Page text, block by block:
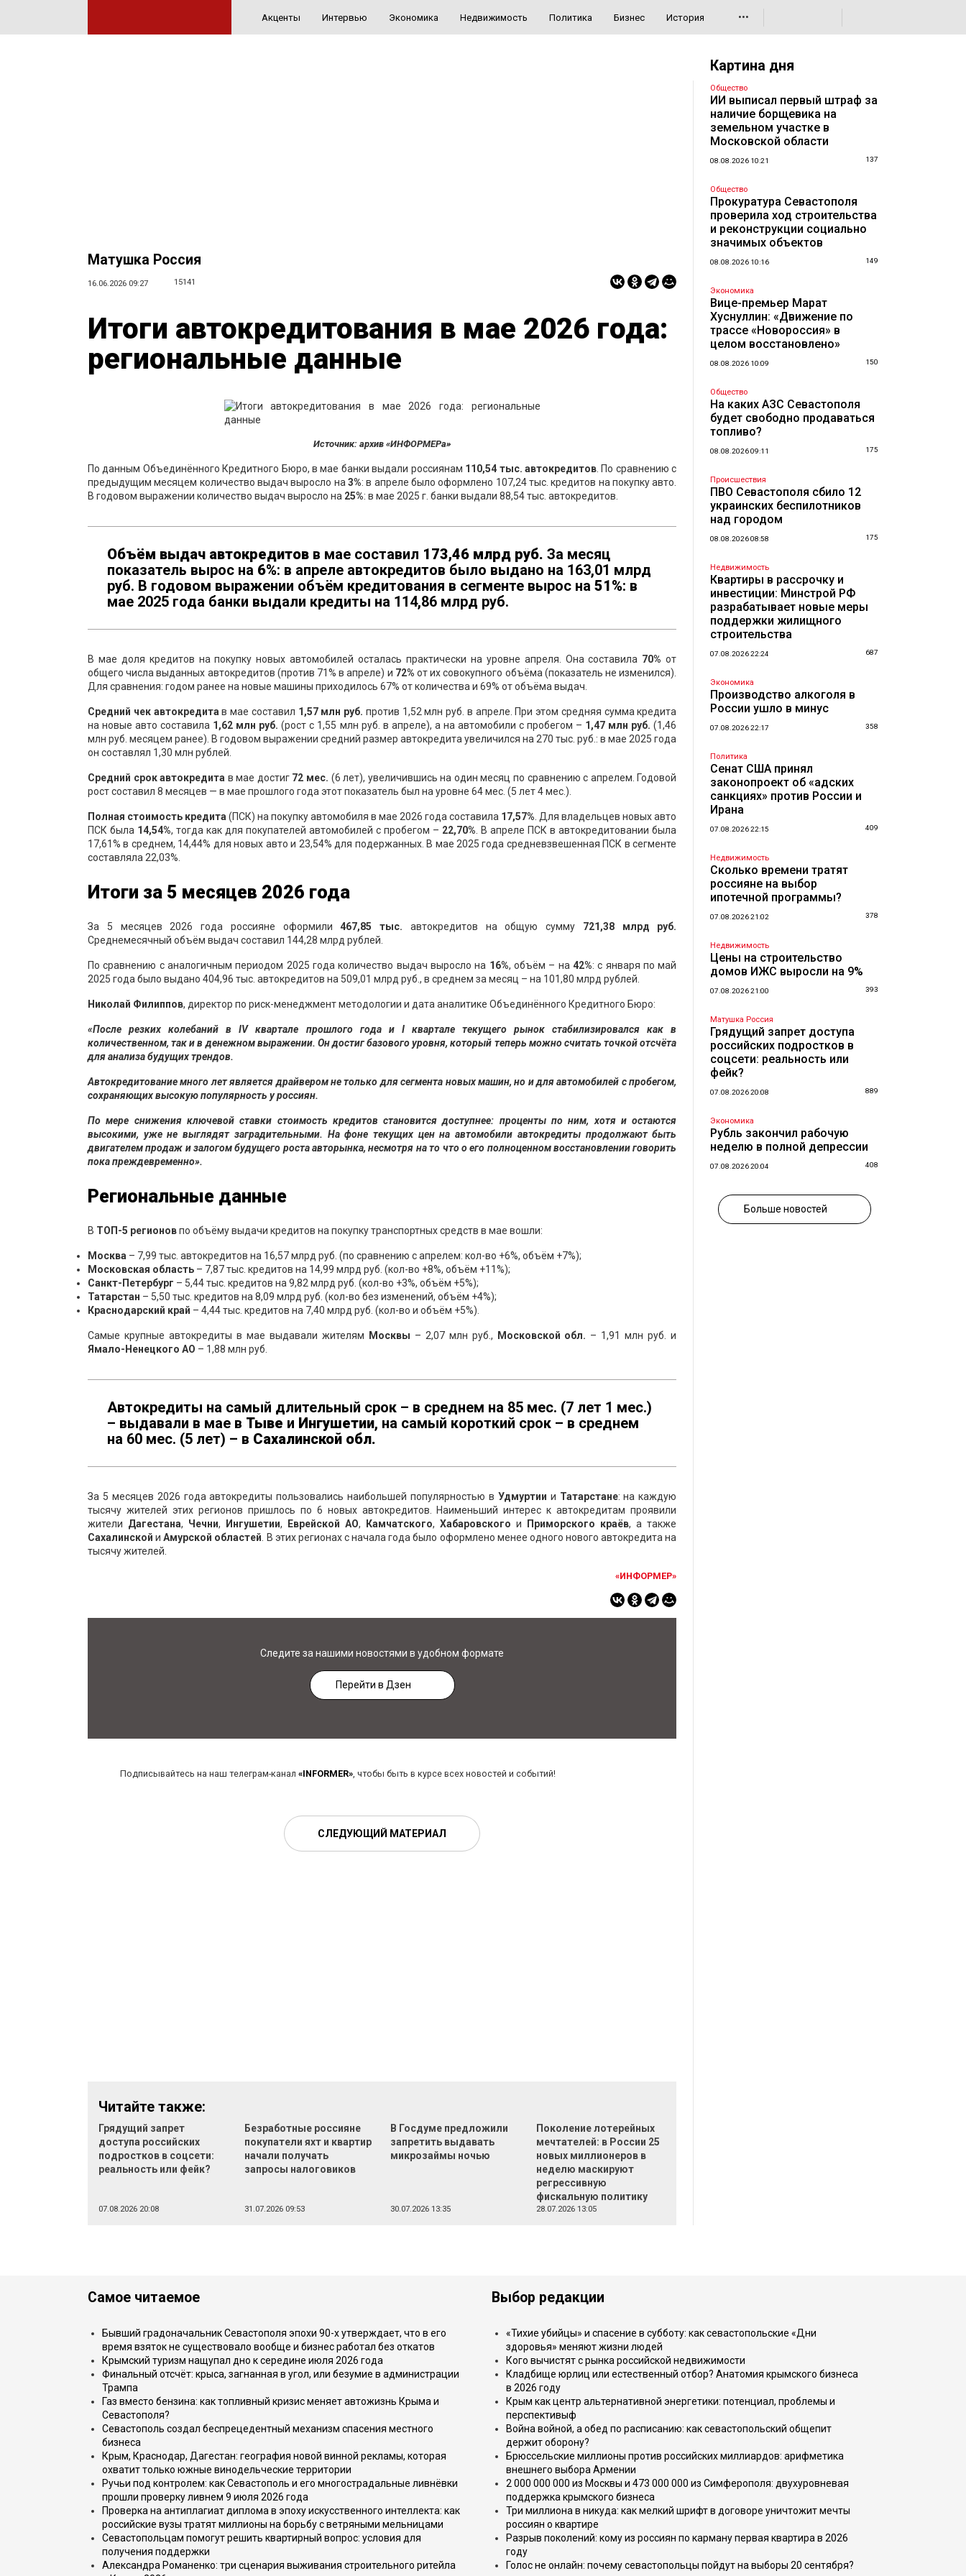
Акценты Интервью Экономика Недвижимость Политика Бизнес История •••
Матушка Россия
16.06.2026 09:27 15141
Итоги автокредитования в мае 2026 года:
региональные данные
Источник: архив «ИНФОРМЕРа»
По данным Объединённого Кредитного Бюро, в мае банки выдали россиянам 1 10,54 тыс. автокредитов . По сравнению с
предыдущим месяцем количество выдач выросло на 3%: в апреле было оформлено 107,24 тыс. кредитов на покупку авто.
В годовом выражении количество выдач выросло на 25%: в мае 2025 г. банки выдали 88,54 тыс. автокредитов.
Объём выдач автокредитов в мае составил 173,46 млрд руб. За месяц
показатель вырос на 6%: в апреле автокредитов было выдано на 163,01 млрд
руб. В годовом выражении объём кредитования в сегменте вырос на 51%: в
мае 2025 года банки выдали кредиты на 114,86 млрд руб.
В мае доля кредитов на покупку новых автомобилей осталась практически на уровне апреля. Она составила 70% от
общего числа выданных автокредитов (против 71% в апреле) и 72% от их совокупного объёма (показатель не изменился).
Для сравнения: годом ранее на новые машины приходилось 67% от количества и 69% от объёма выдач.
Средний чек автокредитав мае составил 1 ,57млн руб. против 1,52 млн руб. в апреле. При этом средняя сумма кредита
на новые авто составила 1,62 млн руб. (рост с 1,55 млн руб. в апреле), а на автомобили с пробегом – 1 ,47 млн руб. (1,46
млн руб. месяцем ранее). В годовом выражении средний размер автокредита увеличился на 270 тыс. руб.: в мае 2025 года
он составлял 1,30 млн рублей.
Средний срокавтокредита в мае достиг 72 мес. (6 лет), увеличившись на один месяц по сравнению с апрелем. Годовой
рост составил 8 месяцев — в мае прошлого года этот показатель был на уровне 64 мес. (5 лет 4 мес.).
Полная стоимость кредита(ПСК) на покупку автомобиля в мае 2026 года составила 1 7,57% . Для владельцев новых авто
ПСК была 14,54%, тогда как для покупателей автомобилей с пробегом – 22,70% . В апреле ПСК в автокредитовании была
17,61% в среднем, 14,44% для новых авто и 23,54% для подержанных. В мае 2025 года средневзвешенная ПСК в сегменте
составляла 22,03%.
Итоги за 5 месяцев 2026 года
За 5 месяцев 2026 года россияне оформили467,85 тыс. автокредитов на общую сумму 721,38млрд руб.
Среднемесячный объём выдач составил 144,28 млрд рублей.
По сравнению с аналогичным периодом 2025 года количество выдач выросло на 1 6%, объём – на 42%: с января по май
2025 года было выдано 404,96 тыс. автокредитов на 509,01 млрд руб., в среднем за месяц – на 101,80 млрд рублей.
Николай Филиппов, директор по риск-менеджмент методологии и дата аналитике Объединённого Кредитного Бюро:
«После резких колебаний в IV квартале прошлого года и I квартале текущего рынок стабилизировался как в
количественном, так и в денежном выражении. Он достиг базового уровня, который теперь можно считать точкой отсчёта
для анализа будущих трендов.
Автокредитование много лет является драйвером не только для сегмента новых машин, но и для автомобилей с пробегом,
сохраняющих высокую популярность у россиян.
По мере снижения ключевой ставки стоимость кредитов становится доступнее: проценты по ним, хотя и остаются
высокими, уже не выглядят заградительными. На фоне текущих цен на автомобили автокредиты продолжают быть
двигателем продаж и залогом будущего роста авторынка, несмотря на то что о его полноценном восстановлении говорить
пока преждевременно».
Региональные данные
В ТОП-5 регионовпо объёму выдачи кредитов на покупку транспортных средств в мае вошли:
Москва – 7,99 тыс. автокредитов на 16,57 млрд руб. (по сравнению с апрелем: кол-во +6%, объём +7%);
Московская область – 7,87 тыс. кредитов на 14,99 млрд руб. (кол-во +8%, объём +11%);
Санкт-Петербург – 5,44 тыс. кредитов на 9,82 млрд руб. (кол-во +3%, объём +5%);
Татарстан – 5,50 тыс. кредитов на 8,09 млрд руб. (кол-во без изменений, объём +4%);
Краснодарский край – 4,44 тыс. кредитов на 7,40 млрд руб. (кол-во и объём +5%).
Самые крупные автокредиты в мае выдавали жителям Москвы – 2,07 млн руб., Московской обл. – 1,91 млн руб. и
Ямало-Ненецкого АО – 1,88 млн руб.
Автокредиты на самый длительный срок – в среднем на 85 мес. (7 лет 1 мес.)
– выдавали в мае в Тыве и Ингушетии, на самый короткий срок – в среднем
на 60 мес. (5 лет) – в Сахалинской обл.
За 5 месяцев 2026 года автокредиты пользовались наибольшей популярностью в Удмуртии и Татарстане: на каждую
тысячу жителей этих регионов пришлось по 6 новых автокредитов. Наименьший интерес к автокредитам проявили
жители Дагестана, Чечни, Ингушетии, Еврейской АО, Камчатского,Хабаровского и Приморского краёв, а также
Сахалинской иАмурской областей . В этих регионах с начала года было оформлено менее одного нового автокредита на
тысячу жителей.
«ИНФОРМЕР»
Следите за нашими новостями в удобном формате
Перейти в Дзен
Подписывайтесь на наш телеграм-канал «INFORMER» , чтобы быть в курсе всех новостей и событий!
СЛЕДУЮЩИЙ МАТЕРИАЛ
Читайте также:
Грядущий запрет
доступа российских
подростков в соцсети:
реальность или фейк?
07.08.2026 20:08
Безработные россияне
покупатели яхт и квартир
начали получать
запросы налоговиков
31.07.2026 09:53
В Госдуме предложили
запретить выдавать
микрозаймы ночью
30.07.2026 13:35
Поколение лотерейных
мечтателей: в России 25
новых миллионеров в
неделю маскируют
регрессивную
фискальную политику
28.07.2026 13:05
Картина дня
Общество
ИИ выписал первый штраф за
наличие борщевика на
земельном участке в
Московской области
08.08.2026 10:21 137
Общество
Прокуратура Севастополя
проверила ход строительства
и реконструкции социально
значимых объектов
08.08.2026 10:16 149
Экономика
Вице-премьер Марат
Хуснуллин: «Движение по
трассе «Новороссия» в
целом восстановлено»
08.08.2026 10:09 150
Общество
На каких АЗС Севастополя
будет свободно продаваться
топливо?
08.08.2026 09:11 175
Происшествия
ПВО Севастополя сбило 12
украинских беспилотников
над городом
08.08.2026 08:58 175
Недвижимость
Квартиры в рассрочку и
инвестиции: Минстрой РФ
разрабатывает новые меры
поддержки жилищного
строительства
07.08.2026 22:24 687
Экономика
Производство алкоголя в
России ушло в минус
07.08.2026 22:17 358
Политика
Сенат США принял
законопроект об «адских
санкциях» против России и
Ирана
07.08.2026 22:15 409
Недвижимость
Сколько времени тратят
россияне на выбор
ипотечной программы?
07.08.2026 21:02 378
Недвижимость
Цены на строительство
домов ИЖС выросли на 9%
07.08.2026 21:00 393
Матушка Россия
Грядущий запрет доступа
российских подростков в
соцсети: реальность или
фейк?
07.08.2026 20:08 889
Экономика
Рубль закончил рабочую
неделю в полной депрессии
07.08.2026 20:04 408
Больше новостей
Самое читаемое
Бывший градоначальник Севастополя эпохи 90-х утверждает, что в его
время взяток не существовало вообще и бизнес работал без откатов
Крымский туризм нащупал дно к середине июля 2026 года
Финальный отсчёт: крыса, загнанная в угол, или безумие в администрации
Трампа
Газ вместо бензина: как топливный кризис меняет автожизнь Крыма и
Севастополя?
Севастополь создал беспрецедентный механизм спасения местного
бизнеса
Крым, Краснодар, Дагестан: география новой винной рекламы, которая
охватит только южные винодельческие территории
Ручьи под контролем: как Севастополь и его многострадальные ливнёвки
прошли проверку ливнем 9 июля 2026 года
Проверка на антиплагиат диплома в эпоху искусственного интеллекта: как
российские вузы тратят миллионы на борьбу с ветряными мельницами
Севастопольцам помогут решить квартирный вопрос: условия для
получения поддержки
Александра Романенко: три сценария выживания строительного ритейла
Выбор редакции
«Тихие убийцы» и спасение в субботу: как севастопольские «Дни
здоровья» меняют жизни людей
Кого вычистят с рынка российской недвижимости
Кладбище юрлиц или естественный отбор? Анатомия крымского бизнеса
в 2026 году
Крым как центр альтернативной энергетики: потенциал, проблемы и
перспективыф
Война войной, а обед по расписанию: как севастопольский общепит
держит оборону?
Брюссельские миллионы против российских миллиардов: арифметика
внешнего выбора Армении
2 000 000 000 из Москвы и 473 000 000 из Симферополя: двухуровневая
поддержка крымского бизнеса
Три миллиона в никуда: как мелкий шрифт в договоре уничтожит мечты
россиян о квартире
Разрыв поколений: кому из россиян по карману первая квартира в 2026
году
Голос не онлайн: почему севастопольцы пойдут на выборы 20 сентября?